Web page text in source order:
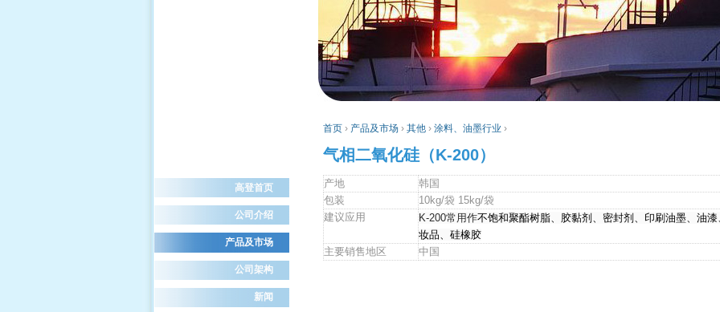
首页 › 产品及市场 › 其他 › 涂料、油墨行业 ›
气相二氧化硅（K-200）
产地
韩国
包装
10kg/袋 15kg/袋
建议应用
K-200常用作不饱和聚酯树脂、胶黏剂、密封剂、印刷油墨、油
妆品、 硅橡胶
主要销售地区
中国
高登首页
公司介绍
产品及市场
公司架构
新闻